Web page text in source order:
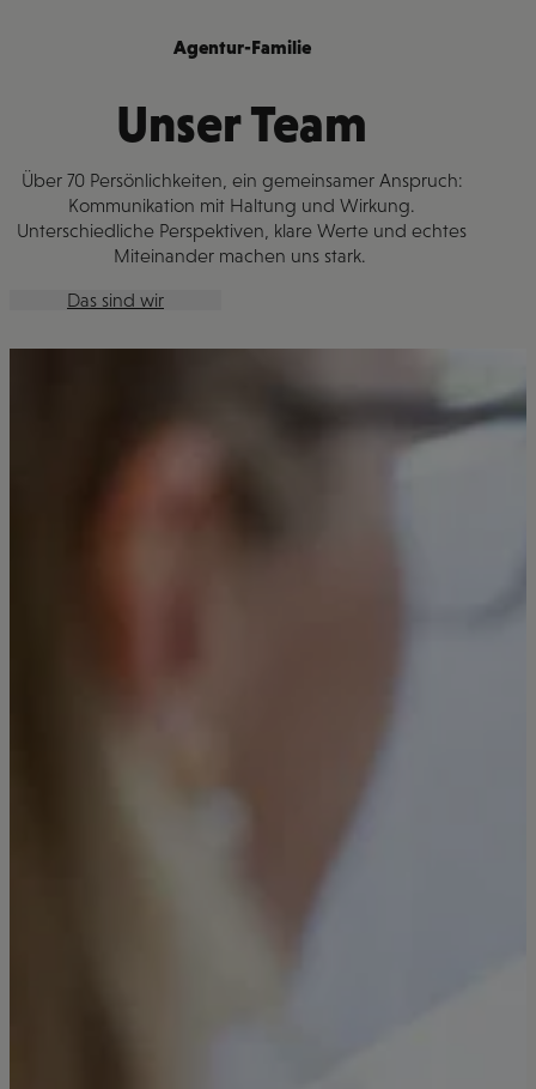
Agentur-Familie
Unser Team
Über 70 Persönlichkeiten, ein gemeinsamer Anspruch:
Kommunikation mit Haltung und Wirkung.
Unterschiedliche Perspektiven, klare Werte und echtes
Miteinander machen uns stark.
Das sind wir